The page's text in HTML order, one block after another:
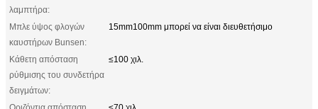
λαμπτήρα:
Μπλε ύψος φλογών
καυστήρων Bunsen:
15mm100mm μπορεί να είναι διευθετήσιμο
Κάθετη απόσταση
ρύθμισης του συνδετήρα
δειγμάτων:
≤100 χιλ.